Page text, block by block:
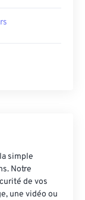
simple
Notre
de vos
une vidéo ou